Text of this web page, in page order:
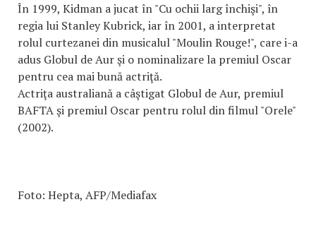
În 1999, Kidman a jucat în "Cu ochii larg închişi", în
regia lui Stanley Kubrick, iar în 2001, a interpretat
rolul curtezanei din musicalul "Moulin Rouge!", care i-a
adus Globul de Aur şi o nominalizare la premiul Oscar
pentru cea mai bună actriţă.
Actriţa australiană a câştigat Globul de Aur, premiul
BAFTA şi premiul Oscar pentru rolul din filmul "Orele"
(2002).
Foto: Hepta, AFP/Mediafax